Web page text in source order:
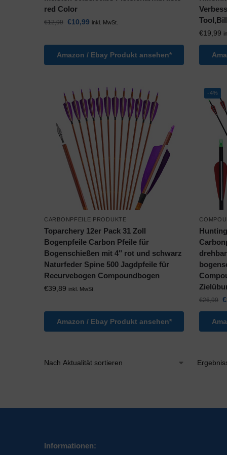
red Color
€12,99 €10,99 inkl. MwSt.
Amazon / Ebay Produkt ansehen*
€19,99
CARBONPFEILE PRODUKTE
Toparchery 12er Pack 31 Zoll
Bogenpfeile Carbon Pfeile für
Bogenschießen mit 4″ rot und schwarz
Naturfeder Spine 500 Jagdpfeile für
Recurvebogen Compoundbogen
€39,89 inkl. MwSt.
Amazon / Ebay Produkt ansehen*
-4%
€26,99 €
Informationen: